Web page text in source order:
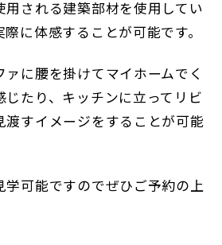
用される建築部材を使用してい
に体感することが可能です。
ァに腰を掛けてマイホームでく
たり、キッチンに立ってリビ
渡すイメージをすることが可能
学可能ですのでぜひご予約の上